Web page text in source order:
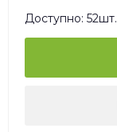
Доступно: 52шт.